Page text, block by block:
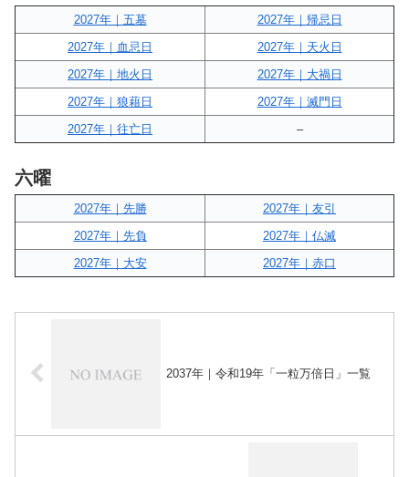
2027年｜五墓
2027年｜帰忌日
2027年｜血忌日
2027年｜天火日
2027年｜地火日
2027年｜大禍日
2027年｜狼藉日
2027年｜滅門日
2027年｜往亡日
–
六曜
2027年｜先勝
2027年｜友引
2027年｜先負
2027年｜仏滅
2027年｜大安
2027年｜赤口
2037年｜令和19年「一粒万倍日」一覧